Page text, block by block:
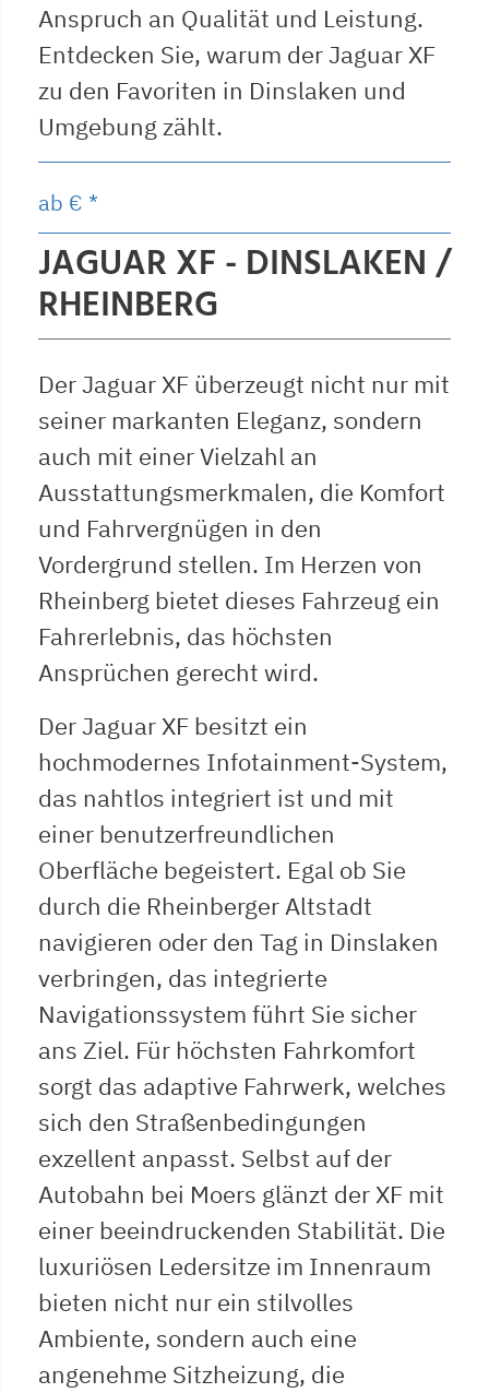
Anspruch an Qualität und Leistung.
Entdecken Sie, warum der Jaguar XF
zu den Favoriten in Dinslaken und
Umgebung zählt.
ab € *
JAGUAR XF - DINSLAKEN /
RHEINBERG
Der Jaguar XF überzeugt nicht nur mit
seiner markanten Eleganz, sondern
auch mit einer Vielzahl an
Ausstattungsmerkmalen, die Komfort
und Fahrvergnügen in den
Vordergrund stellen. Im Herzen von
Rheinberg bietet dieses Fahrzeug ein
Fahrerlebnis, das höchsten
Ansprüchen gerecht wird.
Der Jaguar XF besitzt ein
hochmodernes Infotainment-System,
das nahtlos integriert ist und mit
einer benutzerfreundlichen
Oberfläche begeistert. Egal ob Sie
durch die Rheinberger Altstadt
navigieren oder den Tag in Dinslaken
verbringen, das integrierte
Navigationssystem führt Sie sicher
ans Ziel. Für höchsten Fahrkomfort
sorgt das adaptive Fahrwerk, welches
sich den Straßenbedingungen
exzellent anpasst. Selbst auf der
Autobahn bei Moers glänzt der XF mit
einer beeindruckenden Stabilität. Die
luxuriösen Ledersitze im Innenraum
bieten nicht nur ein stilvolles
Ambiente, sondern auch eine
angenehme Sitzheizung, die